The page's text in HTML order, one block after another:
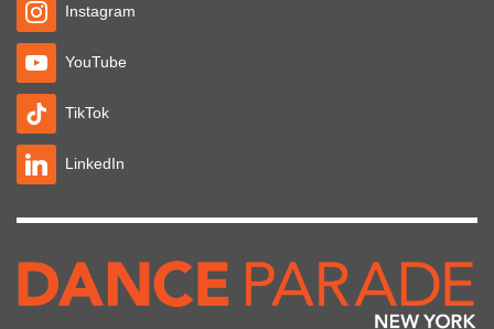
Instagram
YouTube
TikTok
LinkedIn